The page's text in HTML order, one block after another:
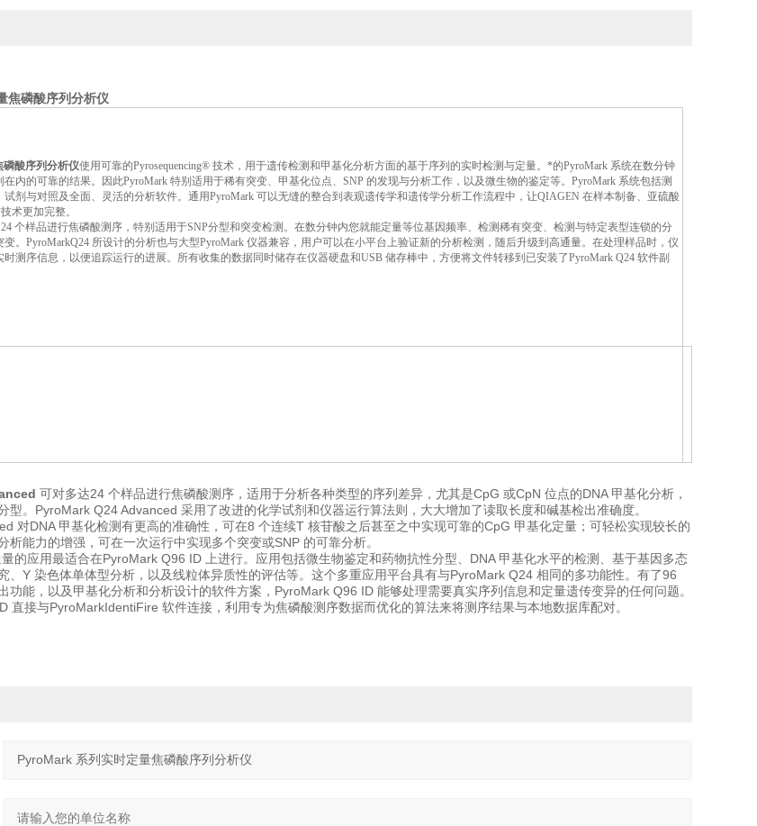
焦磷酸序列分析仪
酸序列分析仪使用可靠的Pyrosequencing® 技术，用于遗传检测和甲基化分析方面的基于序列的实时检测与定量。*的PyroMark 系统在数分钟
内的可靠的结果。因此PyroMark 特别适用于稀有突变、甲基化位点、SNP 的发现与分析工作，以及微生物的鉴定等。PyroMark 系统包括测
剂与对照及全面、灵活的分析软件。通用PyroMark 可以无缝的整合到表观遗传学和遗传学分析工作流程中，让QIAGEN 在样本制备、亚硫酸
术更加完整。
个样品进行焦磷酸测序，特别适用于SNP分型和突变检测。在数分钟内您就能定量等位基因频率、检测稀有突变、检测与特定表型连锁的分
。PyroMarkQ24 所设计的分析也与大型PyroMark 仪器兼容，用户可以在小平台上验证新的分析检测，随后升级到高通量。在处理样品时，仪
测序信息，以便追踪运行的进展。所有收集的数据同时储存在仪器硬盘和USB 储存棒中，方便将文件转移到已安装了PyroMark Q24 软件副
可对多达24 个样品进行焦磷酸测序，适用于分析各种类型的序列差异，尤其是CpG 或CpN 位点的DNA 甲基化分析，
型。PyroMark Q24 Advanced 采用了改进的化学试剂和仪器运行算法则，大大增加了读取长度和碱基检出准确度。
对DNA 甲基化检测有更高的准确性，可在8 个连续T 核苷酸之后甚至之中实现可靠的CpG 甲基化定量；可轻松实现较长的
析能力的增强，可在一次运行中实现多个突变或SNP 的可靠分析。
的应用最适合在PyroMark Q96 ID 上进行。应用包括微生物鉴定和药物抗性分型、DNA 甲基化水平的检测、基于基因多态
、Y 染色体单体型分析，以及线粒体异质性的评估等。这个多重应用平台具有与PyroMark Q24 相同的多功能性。有了96
功能，以及甲基化分析和分析设计的软件方案，PyroMark Q96 ID 能够处理需要真实序列信息和定量遗传变异的任何问题。
直接与PyroMarkIdentiFire 软件连接，利用专为焦磷酸测序数据而优化的算法来将测序结果与本地数据库配对。